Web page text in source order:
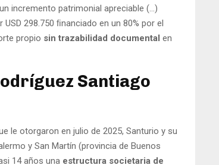
incremento patrimonial apreciable (...)
298.750 ﬁnanciado en un 80% por el
propio sin trazabilidad documental en
Santiago
le otorgaron en julio de 2025, Santurio y su
y San Martín (provincia de Buenos
14 años una estructura societaria de